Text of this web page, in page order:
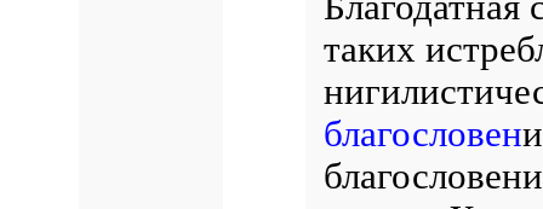
таких
благословен